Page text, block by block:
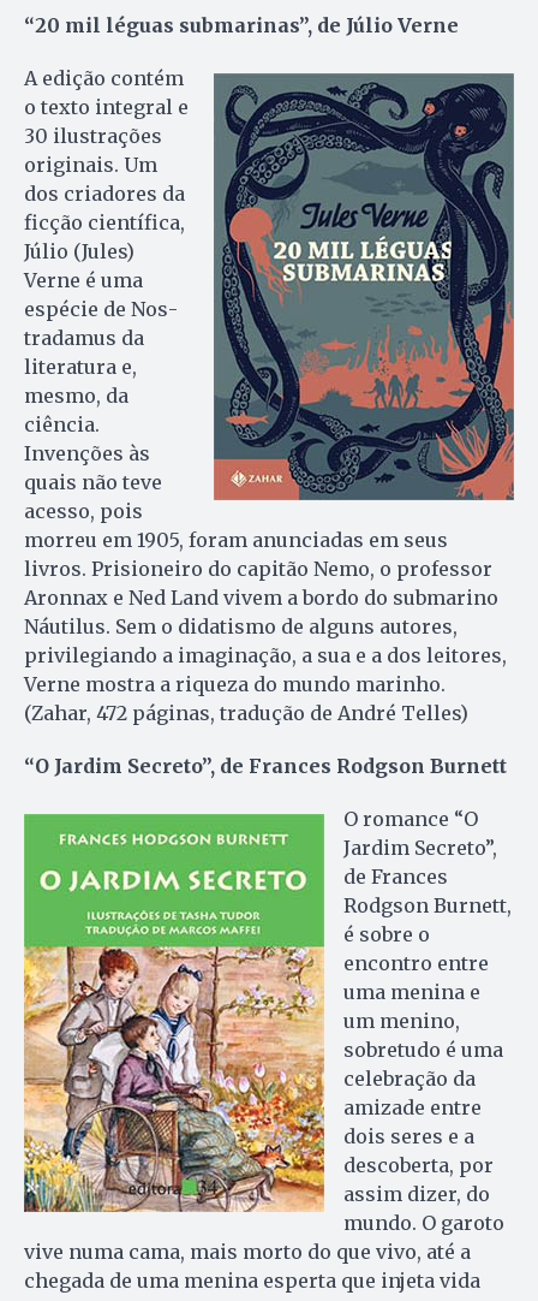
“20 mil léguas submarinas”, de Júlio Verne
A edição contém
o tex­to integral e
30 ilustrações
originais. Um
dos criadores da
ficção científica,
Júlio (Jules)
Verne é uma
espécie de Nos­
tradamus da
literatura e,
mesmo, da
ciência.
Invenções às
quais não teve
acesso, pois
morreu em 1905, foram anunciadas em seus
livros. Prisioneiro do capitão Nemo, o professor
Aronnax e Ned Land vivem a bordo do submarino
Náutilus. Sem o didatismo de alguns autores,
privilegiando a imaginação, a sua e a dos leitores,
Verne mostra a riqueza do mundo marinho.
(Zahar, 472 páginas, tradução de André Telles)
“O Jardim Secreto”, de Frances Rodgson Burnett
O romance “O
Jardim Secreto”,
de Frances
Rodgson Burnett,
é sobre o
encontro entre
uma menina e
um menino,
sobretudo é uma
celebração da
amizade entre
dois seres e a
descoberta, por
assim dizer, do
mundo. O garoto
vive numa cama, mais morto do que vivo, até a
chegada de uma menina esperta que injeta vida